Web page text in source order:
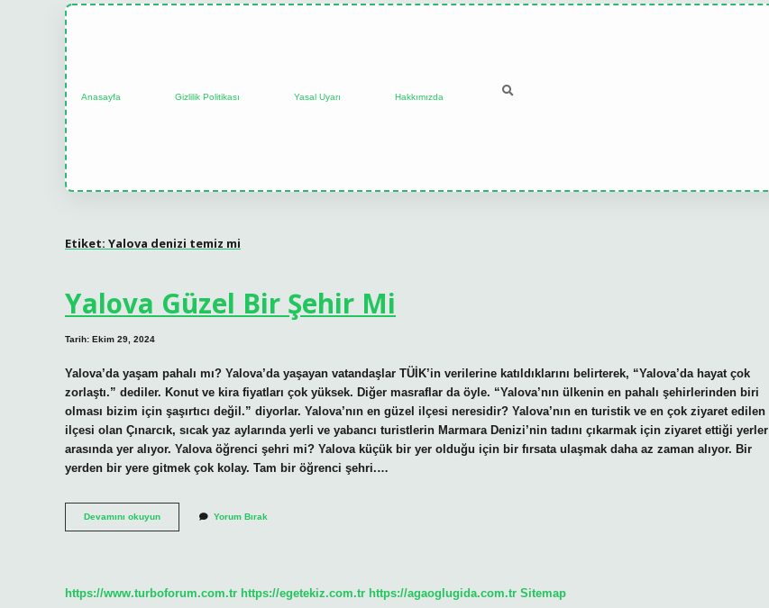
Anasayfa Gizlilik Politikası Yasal Uyarı Hakkımızda
Etiket: Yalova denizi temiz mi
Yalova Güzel Bir Şehir Mi
Tarih: Ekim 29, 2024
Yalova’da yaşam pahalı mı? Yalova’da yaşayan vatandaşlar TÜİK’in verilerine katıldıklarını belirterek, “Yalova’da hayat çok
zorlaştı.” dediler. Konut ve kira fiyatları çok yüksek. Diğer masraflar da öyle. “Yalova’nın ülkenin en pahalı şehirlerinden biri
olması bizim için şaşırtıcı değil.” diyorlar. Yalova’nın en güzel ilçesi neresidir? Yalova’nın en turistik ve en çok ziyaret edilen
ilçesi olan Çınarcık, sıcak yaz aylarında yerli ve yabancı turistlerin Marmara Denizi’nin tadını çıkarmak için ziyaret ettiği yerler
arasında yer alıyor. Yalova öğrenci şehri mi? Yalova küçük bir yer olduğu için bir fırsata ulaşmak daha az zaman alıyor. Bir
yerden bir yere gitmek çok kolay. Tam bir öğrenci şehri.…
Devamını okuyunYalova
Güzel
Yorum Bırak
https://www.turboforum.com.tr https://egetekiz.com.tr https://agaoglugida.com.tr Sitemap